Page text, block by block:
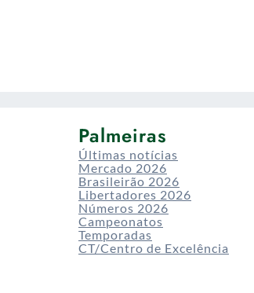
Palmeiras
Últimas notícias
Mercado 2026
Brasileirão 2026
Libertadores 2026
Números 2026
Campeonatos
Temporadas
CT/Centro de Excelência